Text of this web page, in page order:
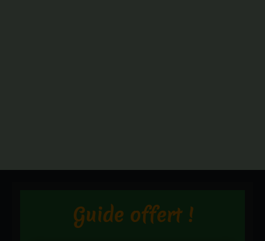
Guide offert !